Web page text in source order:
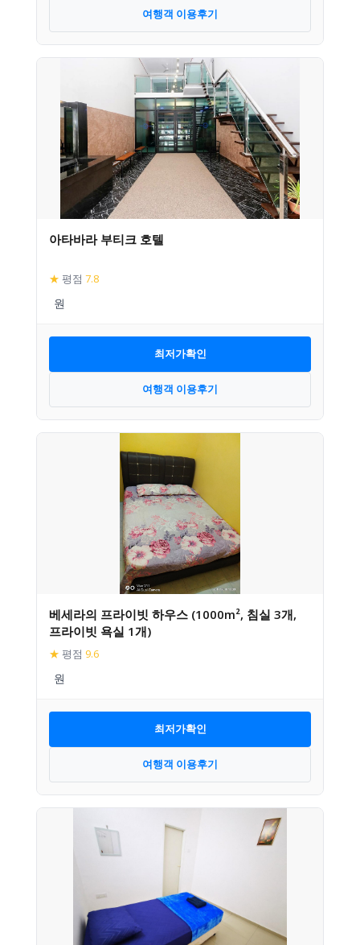
여행객 이용후기
아타바라 부티크 호텔
★ 평점 7.8
최저가확인
여행객 이용후기
베세라의 프라이빗 하우스 (1000m², 침실 3개,
프라이빗 욕실 1개)
★ 평점 9.6
최저가확인
여행객 이용후기